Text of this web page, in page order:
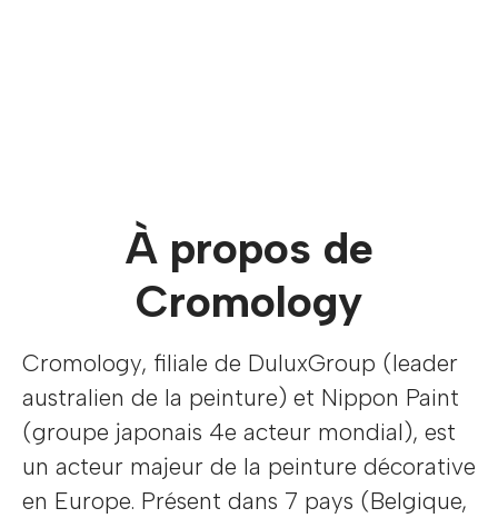
À propos de
Cromology
Cromology, filiale de DuluxGroup (leader
australien de la peinture) et Nippon Paint
(groupe japonais 4e acteur mondial), est
un acteur majeur de la peinture décorative
en Europe. Présent dans 7 pays (Belgique,